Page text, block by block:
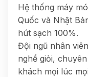
Hệ thống máy
Quốc và Nhật
hút sạch 100%.
Đội ngũ nhân
nghề giỏi,
khách mọi lúc